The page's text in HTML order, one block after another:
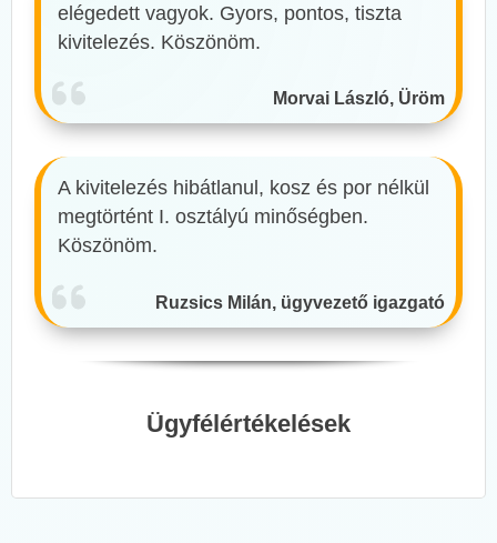
elégedett vagyok. Gyors, pontos, tiszta
kivitelezés. Köszönöm.
Morvai László, Üröm
A kivitelezés hibátlanul, kosz és por nélkül
megtörtént I. osztályú minőségben.
Köszönöm.
Ruzsics Milán, ügyvezető igazgató
Ügyfélértékelések